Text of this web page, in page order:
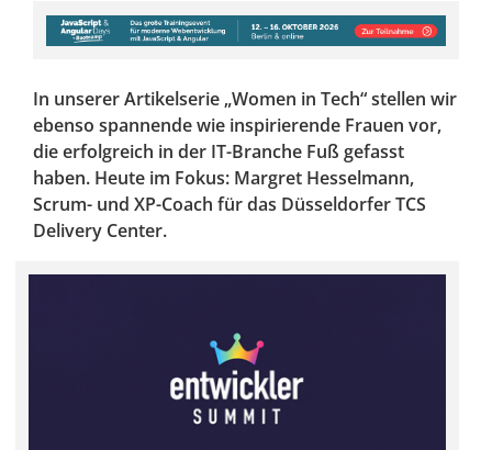
In unserer Artikelserie „Women in Tech“ stellen wir
ebenso spannende wie inspirierende Frauen vor,
die erfolgreich in der IT-Branche Fuß gefasst
haben. Heute im Fokus: Margret Hesselmann,
Scrum- und XP-Coach für das Düsseldorfer TCS
Delivery Center.